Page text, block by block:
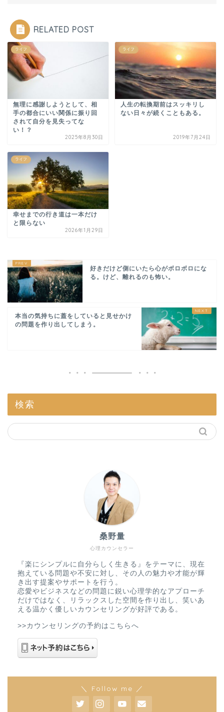
RELATED POST
ライフ
無理に感謝しようとして、相
手の都合にいい関係に振り回
されて自分を見失ってな
い！？
2025年8月30日
ライフ
人生の転換期前はスッキリし
ない日々が続くこともある。
2019年7月24日
ライフ
幸せまでの行き道は一本だけ
と限らない
2026年1月29日
好きだけど側にいたら心がボロボロにな
る。けど、離れるのも怖い。
本当の気持ちに蓋をしていると見せかけ
の問題を作り出してしまう。
検索
心理カウンセラー
桑野量
『楽にシンプルに自分らしく生きる』をテーマに、現在
抱えている問題や不安に対し、その人の魅力や才能が輝
き出す提案やサポートを行う。
恋愛やビジネスなどの問題に鋭い心理学的なアプローチ
だけではなく、リラックスした空間を作り出し、笑いあ
える温かく優しいカウンセリングが好評である。
>>カウンセリングの予約はこちらへ
＼ Follow me ／